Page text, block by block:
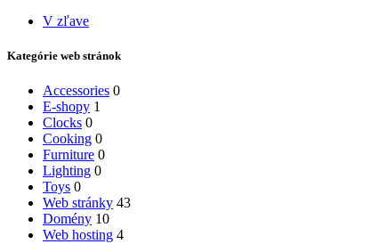
V zľave
Kategórie web stránok
Accessories 0
E-shopy 1
Clocks 0
Cooking 0
Furniture 0
Lighting 0
Toys 0
Web stránky 43
Domény 10
Web hosting 4